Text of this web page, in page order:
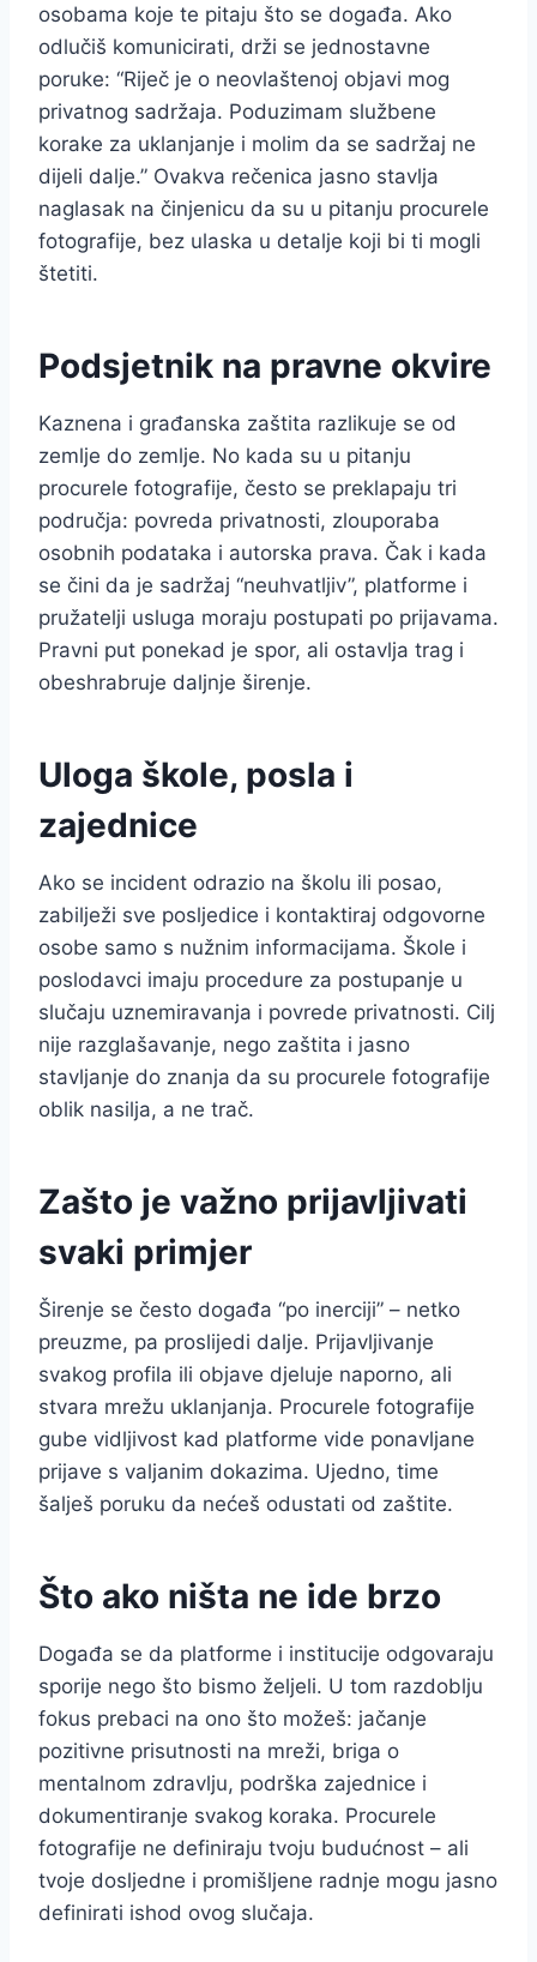
osobama koje te pitaju što se događa. Ako
odlučiš komunicirati, drži se jednostavne
poruke: “Riječ je o neovlaštenoj objavi mog
privatnog sadržaja. Poduzimam službene
korake za uklanjanje i molim da se sadržaj ne
dijeli dalje.” Ovakva rečenica jasno stavlja
naglasak na činjenicu da su u pitanju procurele
fotografije, bez ulaska u detalje koji bi ti mogli
štetiti.
Podsjetnik na pravne okvire
Kaznena i građanska zaštita razlikuje se od
zemlje do zemlje. No kada su u pitanju
procurele fotografije, često se preklapaju tri
područja: povreda privatnosti, zlouporaba
osobnih podataka i autorska prava. Čak i kada
se čini da je sadržaj “neuhvatljiv”, platforme i
pružatelji usluga moraju postupati po prijavama.
Pravni put ponekad je spor, ali ostavlja trag i
obeshrabruje daljnje širenje.
Uloga škole, posla i
zajednice
Ako se incident odrazio na školu ili posao,
zabilježi sve posljedice i kontaktiraj odgovorne
osobe samo s nužnim informacijama. Škole i
poslodavci imaju procedure za postupanje u
slučaju uznemiravanja i povrede privatnosti. Cilj
nije razglašavanje, nego zaštita i jasno
stavljanje do znanja da su procurele fotografije
oblik nasilja, a ne trač.
Zašto je važno prijavljivati
svaki primjer
Širenje se često događa “po inerciji” – netko
preuzme, pa proslijedi dalje. Prijavljivanje
svakog profila ili objave djeluje naporno, ali
stvara mrežu uklanjanja. Procurele fotografije
gube vidljivost kad platforme vide ponavljane
prijave s valjanim dokazima. Ujedno, time
šalješ poruku da nećeš odustati od zaštite.
Što ako ništa ne ide brzo
Događa se da platforme i institucije odgovaraju
sporije nego što bismo željeli. U tom razdoblju
fokus prebaci na ono što možeš: jačanje
pozitivne prisutnosti na mreži, briga o
mentalnom zdravlju, podrška zajednice i
dokumentiranje svakog koraka. Procurele
fotografije ne definiraju tvoju budućnost – ali
tvoje dosljedne i promišljene radnje mogu jasno
definirati ishod ovog slučaja.